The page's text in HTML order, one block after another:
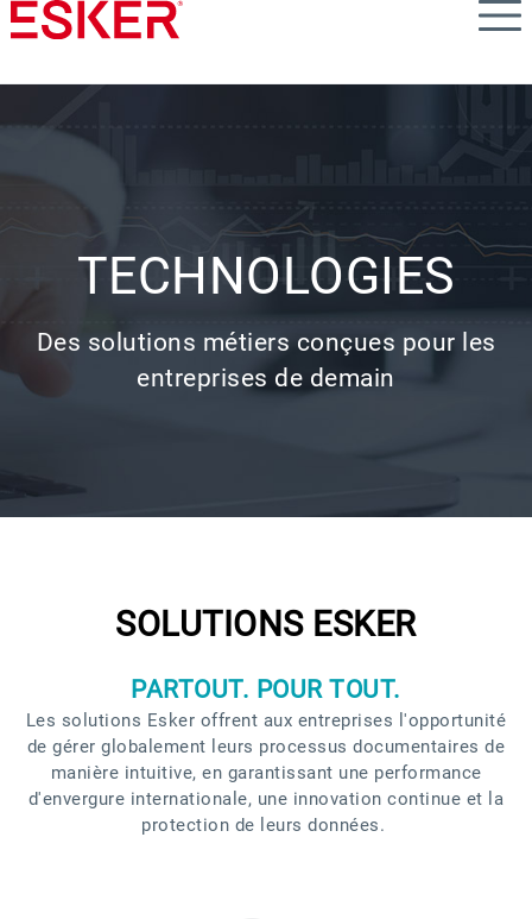
Skip
to
content
TECHNOLOGIES
Des solutions métiers conçues pour les
entreprises de demain
SOLUTIONS ESKER
PARTOUT. POUR TOUT.
Les solutions Esker offrent aux entreprises l'opportunité
de gérer globalement leurs processus documentaires de
manière intuitive, en garantissant une performance
d'envergure internationale, une innovation continue et la
protection de leurs données.